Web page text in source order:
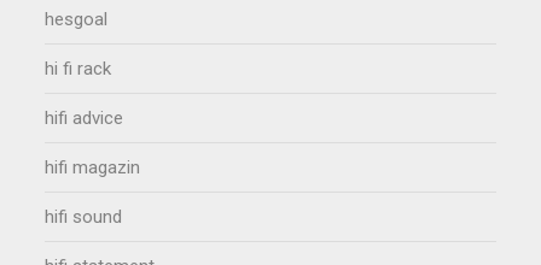
hesgoal
hi fi rack
hifi advice
hifi magazin
hifi sound